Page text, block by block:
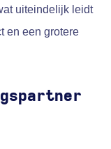
uiteindelijk leidt
en een grotere